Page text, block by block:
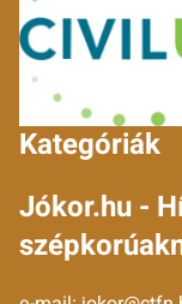
Kategóriák
Jókor.hu -